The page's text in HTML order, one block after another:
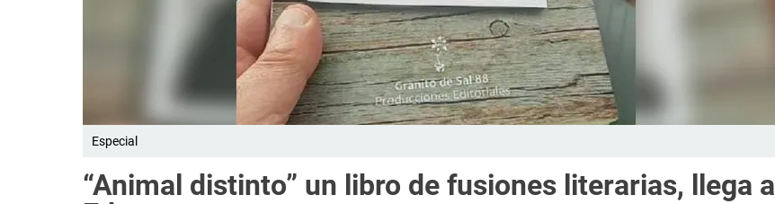
Especial
“Animal distinto” un libro de fusiones literarias, llega a